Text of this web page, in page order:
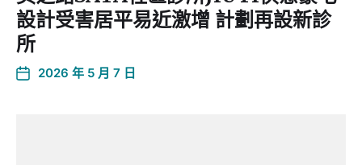
設計受害居平易近激增 計劃再設新診
所
2026 年 5 月 7 日